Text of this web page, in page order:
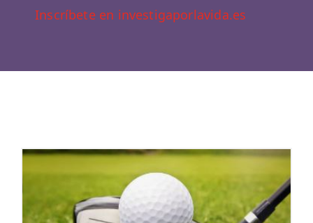
Inscríbete en investigaporlavida.es